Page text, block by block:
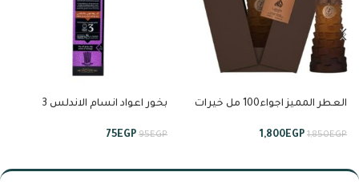
العطر المميز اجواء100 مل خيرات
1,850EGP
1,800EGP
بخور اعواد انسام الاندلس 3
95EGP
75EGP